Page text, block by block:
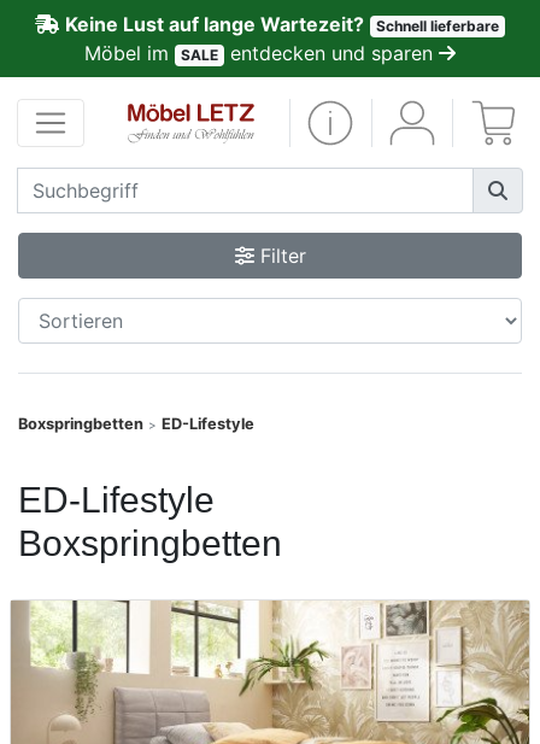
Keine Lust auf lange Wartezeit? Schnell lieferbare
Möbel im SALE entdecken und sparen
Filter
Boxspringbetten > ED-Lifestyle
ED-Lifestyle
Boxspringbetten
Kundenmeinungen
Anmelden
PREMIUM
Schnell
lieferbar
SALE
Möbel-
Konfigurator
0%
Finanzierung
Markenwelt